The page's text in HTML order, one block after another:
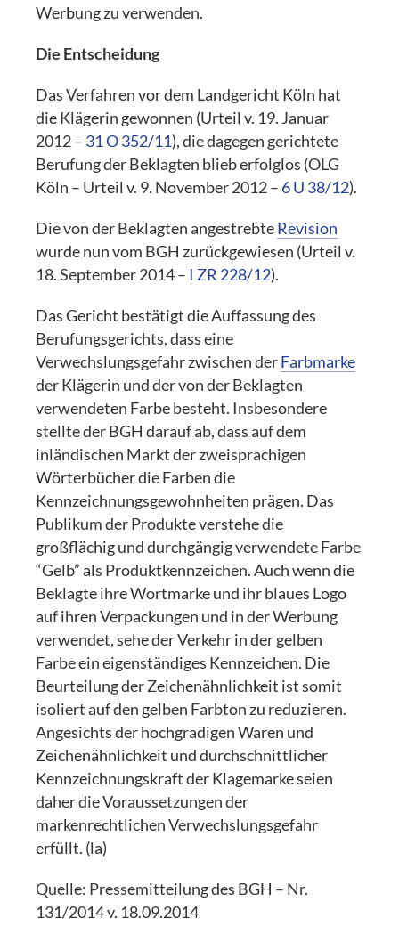
Werbung zu verwenden.
Die Entscheidung
Das Verfahren vor dem Landgericht Köln hat
die Klägerin gewonnen (Urteil v. 19. Januar
2012 – 31 O 352/11), die dagegen gerichtete
Berufung der Beklagten blieb erfolglos (OLG
Köln – Urteil v. 9. November 2012 – 6 U 38/12).
Die von der Beklagten angestrebteRevision
wurde nun vom BGH zurückgewiesen (Urteil v.
18. September 2014 – I ZR 228/12).
Das Gericht bestätigt die Auffassung des
Berufungsgerichts, dass eine
Verwechslungsgefahr zwischen derFarbmarke
der Klägerin und der von der Beklagten
verwendeten Farbe besteht. Insbesondere
stellte der BGH darauf ab, dass auf dem
inländischen Markt der zweisprachigen
Wörterbücher die Farben die
Kennzeichnungsgewohnheiten prägen. Das
Publikum der Produkte verstehe die
großflächig und durchgängig verwendete Farbe
“Gelb” als Produktkennzeichen. Auch wenn die
Beklagte ihre Wortmarke und ihr blaues Logo
auf ihren Verpackungen und in der Werbung
verwendet, sehe der Verkehr in der gelben
Farbe ein eigenständiges Kennzeichen. Die
Beurteilung der Zeichenähnlichkeit ist somit
isoliert auf den gelben Farbton zu reduzieren.
Angesichts der hochgradigen Waren und
Zeichenähnlichkeit und durchschnittlicher
Kennzeichnungskraft der Klagemarke seien
daher die Voraussetzungen der
markenrechtlichen Verwechslungsgefahr
erfüllt. (la)
Quelle: Pressemitteilung des BGH – Nr.
131/2014 v. 18.09.2014